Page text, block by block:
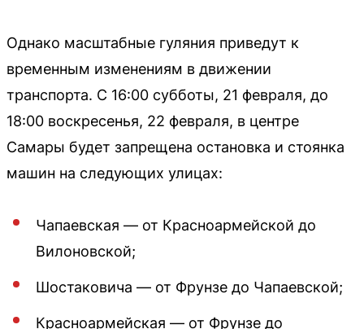
Однако масштабные гуляния приведут к
временным изменениям в движении
транспорта. С 16:00 субботы, 21 февраля, до
18:00 воскресенья, 22 февраля, в центре
Самары будет запрещена остановка и стоянка
машин на следующих улицах:
Чапаевская — от Красноармейской до
Вилоновской;
Шостаковича — от Фрунзе до Чапаевской;
Красноармейская — от Фрунзе до